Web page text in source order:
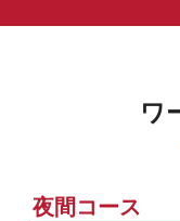
ワ
夜間コース